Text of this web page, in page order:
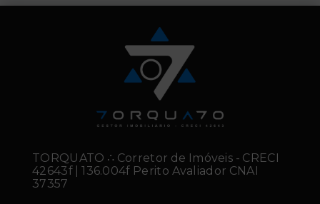
TORQUATO ∴ Corretor de Imóveis - CRECI
42643f | 136.004f Perito Avaliador CNAI
37357